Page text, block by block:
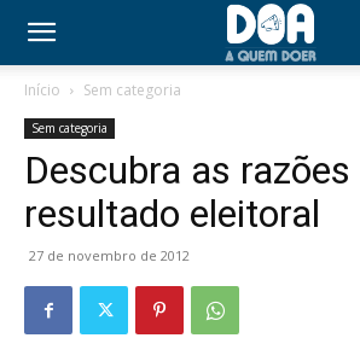
Início Sem categoria
Sem categoria
Descubra as razões
resultado eleitoral
27 de novembro de 2012